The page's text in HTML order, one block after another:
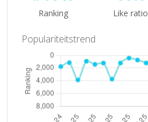
Ranking Like ratio
Populariteitstrend